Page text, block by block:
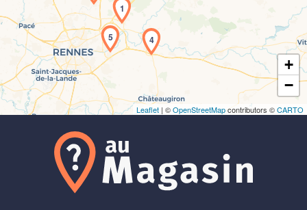
1
4
5
+
−
Leaflet | ©OpenStreetMapcontributors ©CARTO